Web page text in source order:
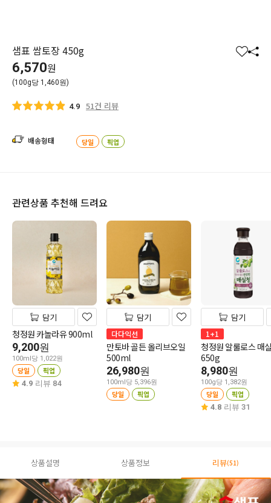
샘표 쌈토장 450g
찜 공
6,570원
(100g당 1,460원)
4.9 51건 리뷰
배송형태 당일 픽업
관련상품 추천해 드려요
담기
청정원 카놀라유 900ml
9,200원
100ml당 1,022원
당일 픽업
4.9 리뷰 84
담기
다다익선
만토바 골든 올리브오일
500ml
26,980원
100ml당 5,396원
당일 픽업
담기
1+1
청정원 알룰로스 매
650g
8,980원
100g당 1,382원
당일 픽업
4.8 리뷰 31
상품설명 상품정보 리뷰(51)